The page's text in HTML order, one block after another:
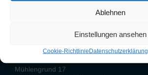
Ablehnen
Einstellungen ansehen
Cookie-RichtlinieDatenschutzerklärung
Bürozeiten Montag und Freitag
06074 86 26 06
Mühlengrund 17